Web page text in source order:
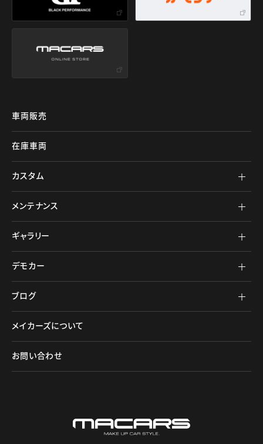
車両販売
在庫車両
カスタム
メンテナンス
ギャラリー
デモカー
ブログ
メイカーズについて
お問い合わせ